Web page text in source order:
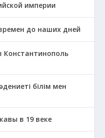
империи
до наших дней
Константинополь
білім мен
в 19 веке